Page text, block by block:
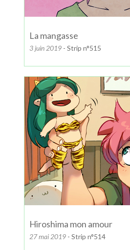
La mangasse
3 juin 2019 - Strip n°515
Hiroshima mon amour
27 mai 2019 - Strip n°514